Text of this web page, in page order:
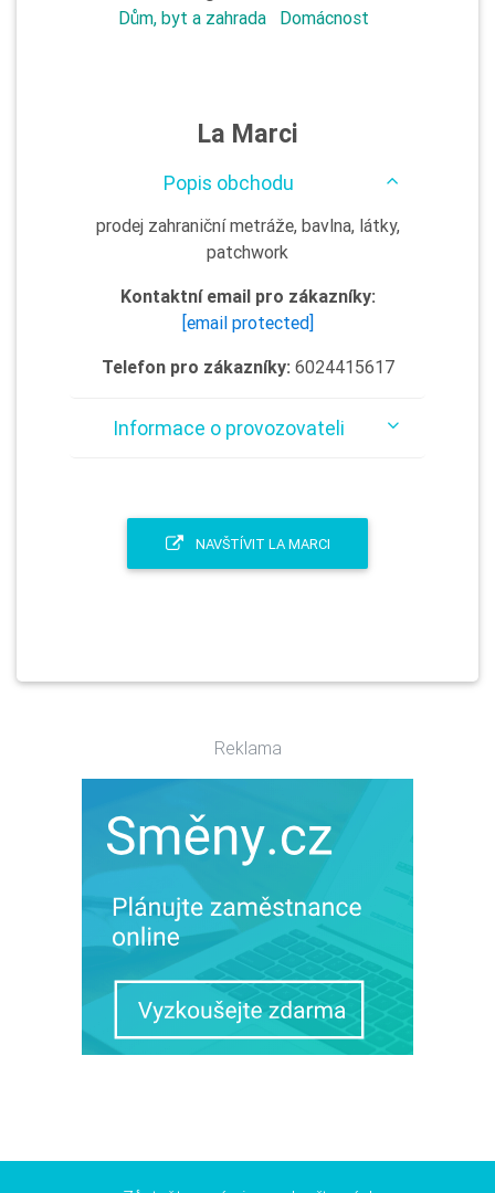
Dům, byt a zahrada
Domácnost
La Marci
Popis obchodu
prodej zahraniční metráže, bavlna, látky,
patchwork
Kontaktní email pro zákazníky:
[email protected]
Telefon pro zákazníky: 6024415617
Informace o provozovateli
NAVŠTÍVIT LA MARCI
Reklama